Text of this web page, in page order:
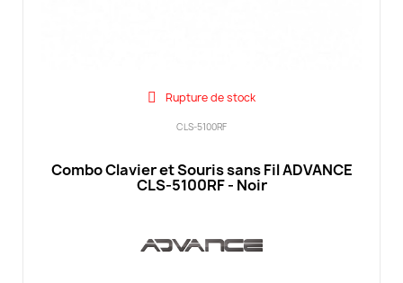
Rupture de stock
CLS-5100RF
Combo Clavier et Souris sans Fil ADVANCE
CLS-5100RF - Noir